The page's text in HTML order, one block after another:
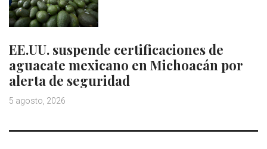
EE.UU. suspende certificaciones de
aguacate mexicano en Michoacán por
alerta de seguridad
5 agosto, 2026